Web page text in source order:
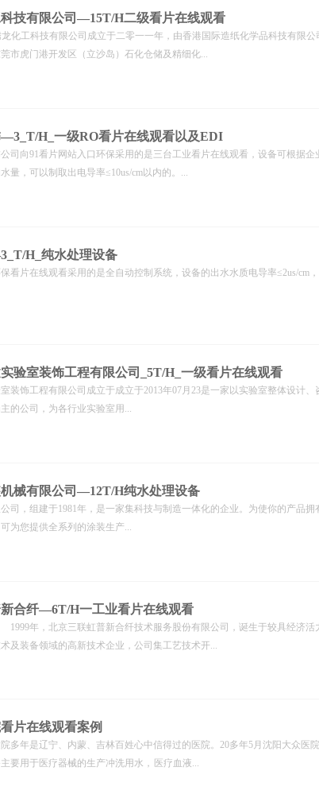
技有限公司—15T/H二级看片在线观看
龙化工科技有限公司成立于二零一一年，由香港国际造纸化学品科技有限
市虎门港开发区（立沙岛）石化仓储及精细化...
H_一级RO看片在线观看以及EDI
向91看片网站入口环保采用的是三台工业看片在线观看，设备可根据企
量，可以制取出电导率≤10us/cm以内的。...
H_纯水处理设备
看片在线观看采用的是全自动控制系统，设备的出水水质电导率≤2us/cm
验室装饰工程有限公司_5T/H_一级看片在线观看
装饰工程有限公司成立于成立于2013年07月23是一家以实验室整体设计
的公司，为各行业实验室用...
械有限公司—12T/H纯水处理设备
司，组建于1981年，是一家集科技与制造一体化的企业。为使你的产品
为您提供全系列的涂装生产...
合纤—6T/H一工业看片在线观看
，北京三联虹普新合纤技术服务股份有限公司，诞生于较具经济活
及装备领域的高新技术企业，公司集工艺技术开...
片在线观看案例
多年是辽宁、内蒙、吉林百姓心中信得过的医院。20多年5月沈阳大众医
要用于医疗器械的生产冲洗用水， 医疗血液...